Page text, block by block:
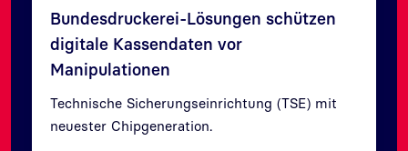
Zurück
Bundesdruckerei-Lösungen schützen
digitale Kassendaten vor
Manipulationen
Technische Sicherungseinrichtung (TSE) mit
neuester Chipgeneration.